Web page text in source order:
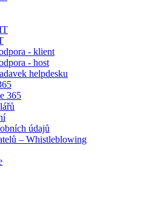
- klient
- host
helpdesku
365
údajů
– Whistleblowing